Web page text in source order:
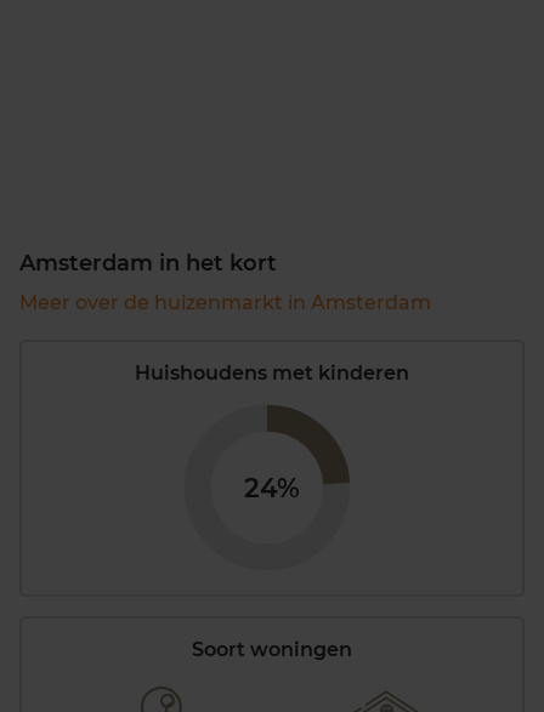
Amsterdam in het kort
Meer over de huizenmarkt in Amsterdam
Huishoudens met kinderen
24%
Soort woningen